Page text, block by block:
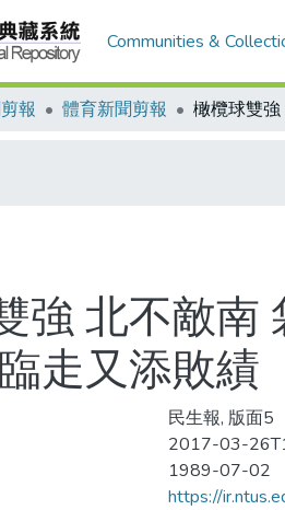
Communities &
報 體育新聞剪報
強 北不敵南
走又添敗績
民生報, 版面5
2017-03-
1989-07-02
https://